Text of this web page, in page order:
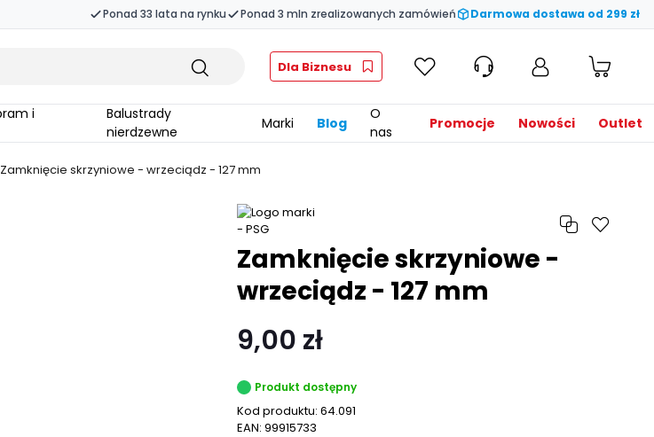
Ponad 33 lata na rynku Ponad 3 mln zrealizowanych zamówień Darmowa dostawa od 299 zł
Dla Biznesu
Balustrady
nierdzewne
Marki Blog
O
nas
Promocje Nowości Outlet
Zamknięcie skrzyniowe - wrzeciądz - 127 mm
Zamknięcie skrzyniowe -
wrzeciądz - 127 mm
9,00 zł
Produkt dostępny
Kod produktu: 64.091
EAN: 99915733